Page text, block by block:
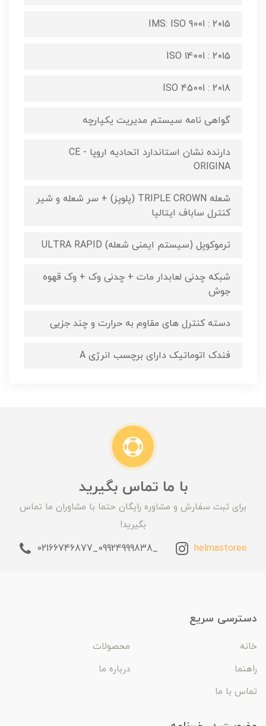
IMS: ISO 9001 : 2015
ISO 14001 : 2015
ISO 45001 : 2018
گواهی نامه سیستم مدیریت یکپارچه
دارنده نشان استاندارد اتحادیه اروپا CE -
ORIGINA
شعله TRIPLE CROWN (پلوپز) + سر شعله و شیر
کنترل ساباف ایتالیا
ترموکوپل (سیستم ایمنی شعله) ULTRA RAPID
شبکه چدنی لعابدار مات + چدنی وک + وک قهوه
جوش
دسته کنترل های مقاوم به حرارت و چند جزیی
فندک اتوماتیک دارای برچسب انرژی A
با ما تماس بگیرید
برای ثبت سفارش و مشاوره رایگان حتما با مشاوران ما تماس
بگیرید!
helmastoree
_09924999838_02166746877
دسترسی سریع
خانه
محصولات
راهنما
درباره ما
تماس با ما